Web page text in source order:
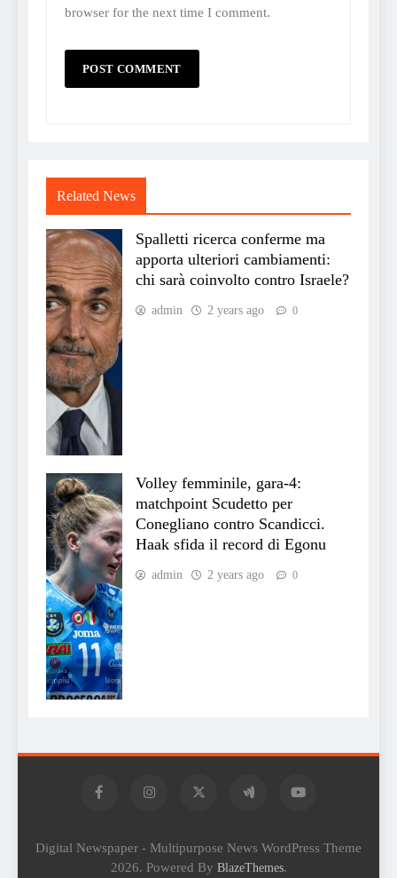
browser for the next time I comment.
Related News
Spalletti ricerca conferme ma
apporta ulteriori cambiamenti:
chi sarà coinvolto contro Israele?
admin 2 years ago 0
Volley femminile, gara-4:
matchpoint Scudetto per
Conegliano contro Scandicci.
Haak sfida il record di Egonu
admin 2 years ago 0
Digital Newspaper - Multipurpose News WordPress Theme
2026. Powered By BlazeThemes.